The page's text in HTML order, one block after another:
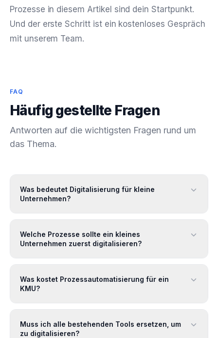
Prozesse in diesem Artikel sind dein Startpunkt.
Und der erste Schritt ist ein kostenloses Gespräch
mit unserem Team.
FAQ
Häufig gestellte Fragen
Antworten auf die wichtigsten Fragen rund um
das Thema.
Was bedeutet Digitalisierung für kleine
Unternehmen?
Welche Prozesse sollte ein kleines
Unternehmen zuerst digitalisieren?
Was kostet Prozessautomatisierung für ein
KMU?
Muss ich alle bestehenden Tools ersetzen, um
zu digitalisieren?